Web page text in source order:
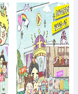
角色扮演